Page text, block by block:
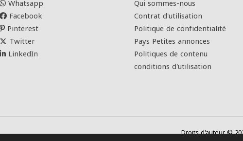
Whatsapp
Facebook
Pinterest
Twitter
LinkedIn
Qui sommes-nous
Contrat d'utilisation
Politique de confidentialité
Pays Petites annonces
Politiques de contenu
conditions d'utilisation
Droits d'auteur ©